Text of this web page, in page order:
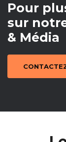
Pour
sur
& Média